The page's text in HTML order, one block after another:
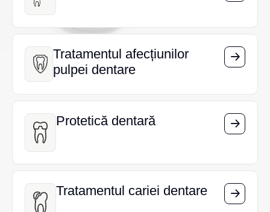
Tratamentul afecțiunilor
pulpei dentare
Tratamentul afecțiunilor
pulpei dentare
Protetică dentară
Protetică dentară
Tratamentul cariei dentare
Tratamentul cariei dentare